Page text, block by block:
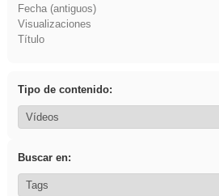
Fecha (antiguos)
Visualizaciones
Título
Tipo de contenido:
Buscar en: